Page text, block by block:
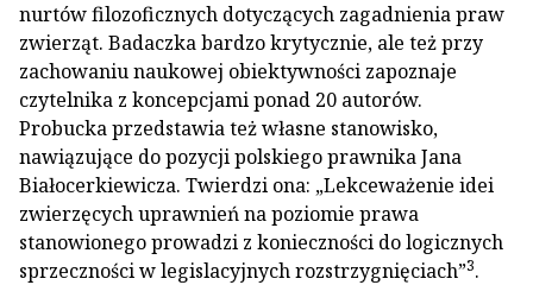
nurtów filozoficznych dotyczących zagadnienia praw
zwierząt. Badaczka bardzo krytycznie, ale też przy
zachowaniu naukowej obiektywności zapoznaje
czytelnika z koncepcjami ponad 20 autorów.
Probucka przedstawia też własne stanowisko,
nawiązujące do pozycji polskiego prawnika Jana
Białocerkiewicza. Twierdzi ona: „Lekceważenie idei
zwierzęcych uprawnień na poziomie prawa
stanowionego prowadzi z konieczności do logicznych
sprzeczności w legislacyjnych rozstrzygnięciach”3.